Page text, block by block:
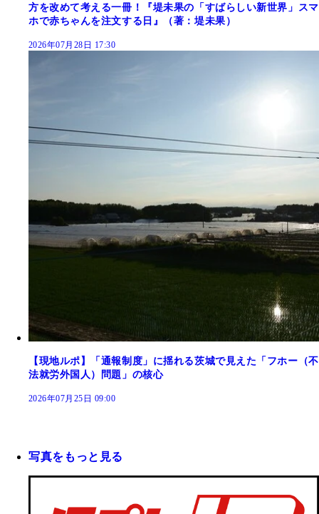
方を改めて考える一冊！『堤未果の「すばらしい新世界」スマ
ホで赤ちゃんを注文する日』（著：堤未果）
2026年07月28日 17:30
【現地ルポ】「通報制度」に揺れる茨城で見えた「フホー（不
法就労外国人）問題」の核心
2026年07月25日 09:00
写真をもっと見る